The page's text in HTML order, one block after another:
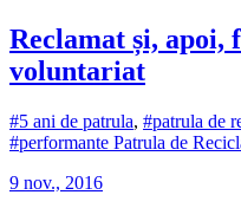
Reclamat și,
voluntariat
#5 ani de patrula, #patrula de
#performante Patrula de
9 nov., 2016